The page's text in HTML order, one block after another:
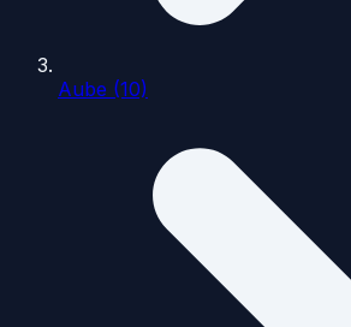
Aube (10)